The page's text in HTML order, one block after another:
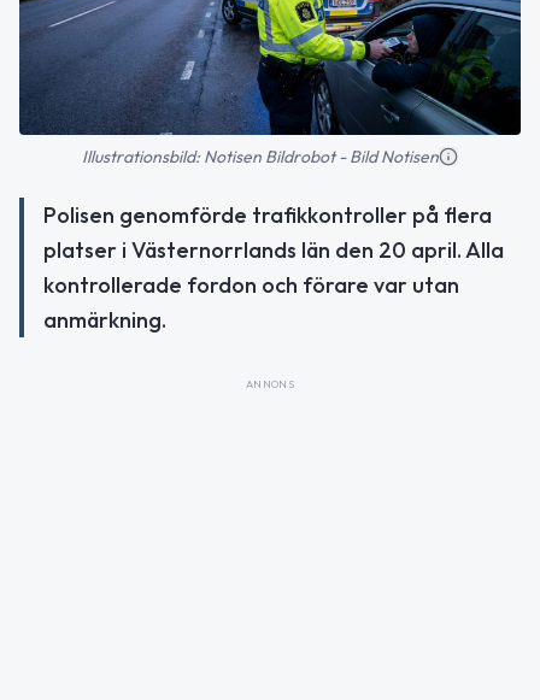
Illustrationsbild: Notisen Bildrobot - Bild Notisen
Polisen genomförde trafikkontroller på flera
platser i Västernorrlands län den 20 april. Alla
kontrollerade fordon och förare var utan
anmärkning.
ANNONS